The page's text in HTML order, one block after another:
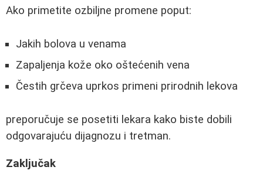
Ako primetite ozbiljne promene poput:
Jakih bolova u venama
Zapaljenja kože oko oštećenih vena
Čestih grčeva uprkos primeni prirodnih lekova
preporučuje se posetiti lekara kako biste dobili
odgovarajuću dijagnozu i tretman.
Zaključak